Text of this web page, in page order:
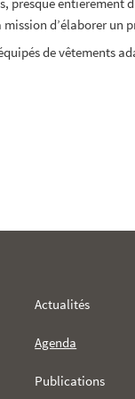
d’élaborer un
de vêtements
Actualités
Agenda
Publications